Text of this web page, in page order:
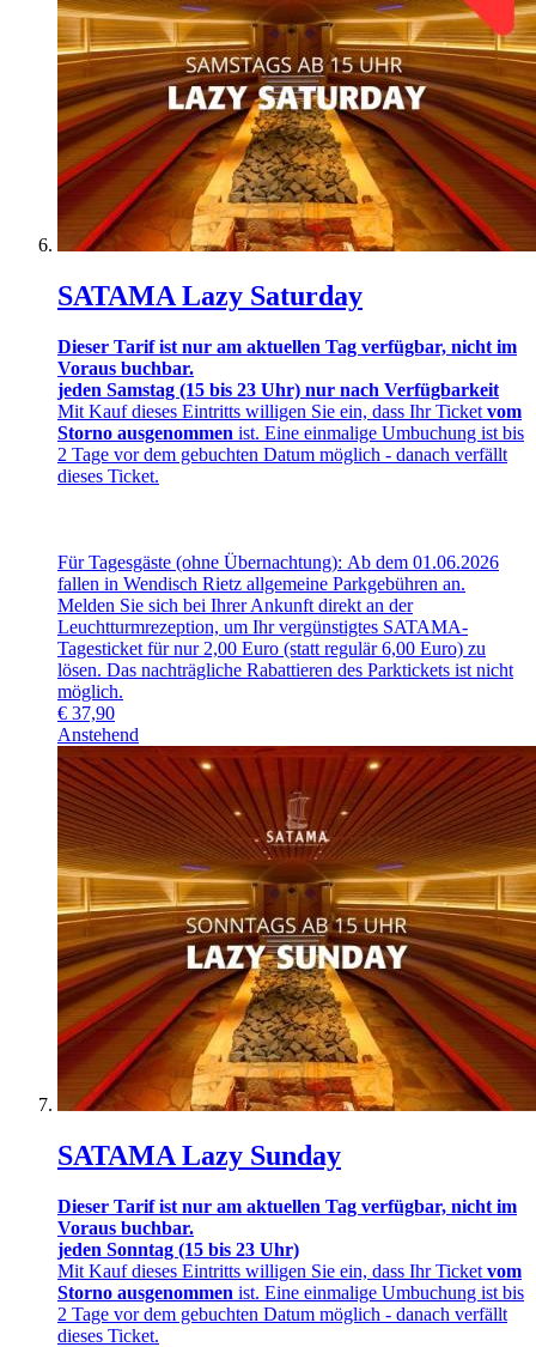
SATAMA Lazy Saturday
Dieser Tarif ist nur am aktuellen Tag verfügbar, nicht im
Voraus buchbar.
jeden Samstag (15 bis 23 Uhr) nur nach Verfügbarkeit
Mit Kauf dieses Eintritts willigen Sie ein, dass Ihr Ticket vom
Storno ausgenommen ist. Eine einmalige Umbuchung ist bis
2 Tage vor dem gebuchten Datum möglich - danach verfällt
dieses Ticket.
Für Tagesgäste (ohne Übernachtung): Ab dem 01.06.2026
fallen in Wendisch Rietz allgemeine Parkgebühren an.
Melden Sie sich bei Ihrer Ankunft direkt an der
Leuchtturmrezeption, um Ihr vergünstigtes SATAMA-
Tagesticket für nur 2,00 Euro (statt regulär 6,00 Euro) zu
lösen. Das nachträgliche Rabattieren des Parktickets ist nicht
möglich.
€ 37,90
Anstehend
SATAMA Lazy Sunday
Dieser Tarif ist nur am aktuellen Tag verfügbar, nicht im
Voraus buchbar.
jeden Sonntag (15 bis 23 Uhr)
Mit Kauf dieses Eintritts willigen Sie ein, dass Ihr Ticket vom
Storno ausgenommen ist. Eine einmalige Umbuchung ist bis
2 Tage vor dem gebuchten Datum möglich - danach verfällt
dieses Ticket.